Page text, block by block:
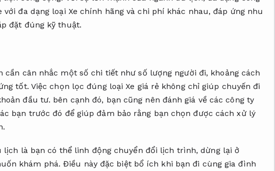
đa dạng loại Xe chính hãng và chi phí khác nhau, đáp ứng nhu
đặt đúng kỹ thuật.
cần cân nhắc một số chi tiết như số lượng người đi, khoảng cách
tốt. Việc chọn lọc đúng loại Xe giá rẻ không chỉ giúp chuyến đi
đầu tư. bên cạnh đó, bạn cũng nên đánh giá về các công ty
bạn trước đó để giúp đảm bảo rằng bạn chọn được cách xử lý
lịch là bạn có thể linh động chuyển đổi lịch trình, dừng lại ở
khám phá. Điều này đặc biệt bổ ích khi bạn đi cùng gia đình